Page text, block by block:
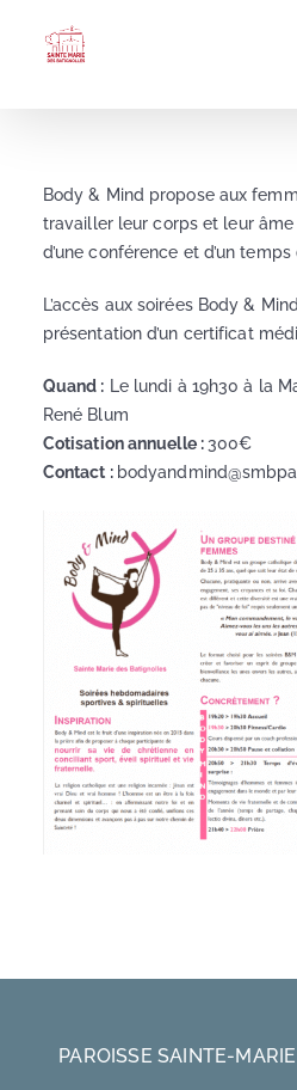
Body & Mind propose aux
travailler leur corps et leur
d’une conférence et d’un
L’accès aux soirées Body &
présentation d’un certificat
Quand : Le lundi à 19h30 à la
René Blum
Cotisation annuelle :300€
Contact :
PAROISSE SAINTE-